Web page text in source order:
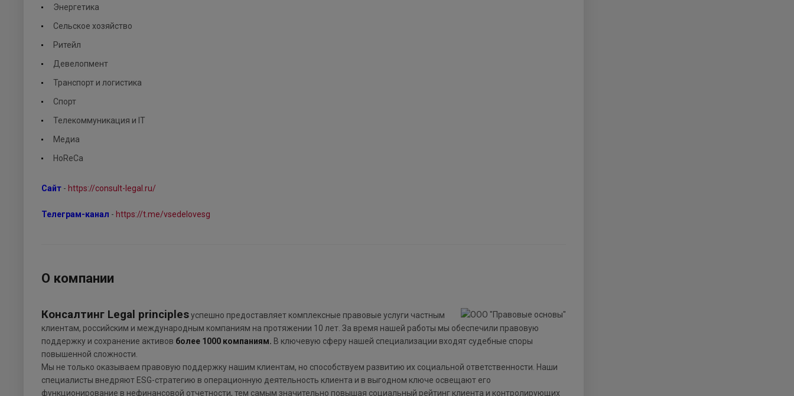
Энергетика
Сельское хозяйство
Ритейл
Девелопмент
Транспорт и логистика
Спорт
Телекоммуникация и IT
Медиа
HoReCa
Сайт - https://consult-legal.ru/
Телеграм-канал - https://t.me/vsedelovesg
О компании
Консалтинг Legal principlesуспешно предоставляет комплексные правовые услуги частным
клиентам, российским и международным компаниям на протяжении 10 лет. За время нашей работы мы обеспечили правовую
поддержку и сохранение активов более 1000 компаниям. В ключевую сферу нашей специализации входят судебные споры
повышенной сложности.
Мы не только оказываем правовую поддержку нашим клиентам, но способствуем развитию их социальной ответственности. Наши
специалисты внедряют ESG-стратегию в операционную деятельность клиента и в выгодном ключе освещают его
функционирование в нефинансовой отчетности, тем самым значительно повышая социальный рейтинг клиента и контролирующих